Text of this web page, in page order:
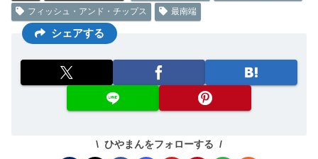
フィッシュ・アンド・チップス
最南端
シェアする
ひやまんをフォローする